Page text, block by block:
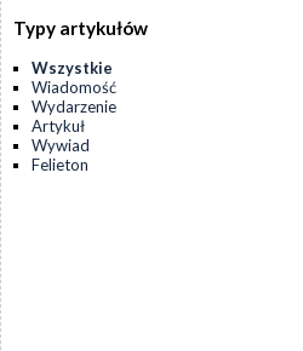
Typy artykułów
Wszystkie
Wiadomość
Wydarzenie
Artykuł
Wywiad
Felieton